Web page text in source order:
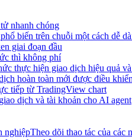
nhanh chóng
biến trên chuỗi một cách dễ
giai đoạn đầu
thì không phí
thực hiện giao dịch hiệu quả
hoàn toàn mới được điều
tiếp từ TradingView chart
dịch và tài khoản cho AI agent
nghiệpTheo dõi thao tác của các